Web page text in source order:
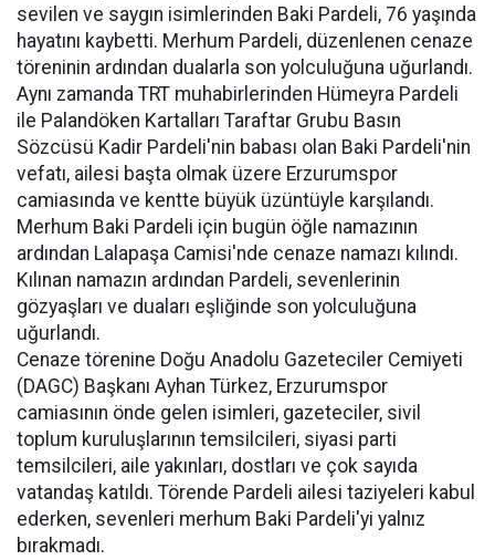
sevilen ve saygın isimlerinden Baki Pardeli, 76 yaşında
hayatını kaybetti. Merhum Pardeli, düzenlenen cenaze
töreninin ardından dualarla son yolculuğuna uğurlandı.
Aynı zamanda TRT muhabirlerinden Hümeyra Pardeli
ile Palandöken Kartalları Taraftar Grubu Basın
Sözcüsü Kadir Pardeli'nin babası olan Baki Pardeli'nin
vefatı, ailesi başta olmak üzere Erzurumspor
camiasında ve kentte büyük üzüntüyle karşılandı.
Merhum Baki Pardeli için bugün öğle namazının
ardından Lalapaşa Camisi'nde cenaze namazı kılındı.
Kılınan namazın ardından Pardeli, sevenlerinin
gözyaşları ve duaları eşliğinde son yolculuğuna
uğurlandı.
Cenaze törenine Doğu Anadolu Gazeteciler Cemiyeti
(DAGC) Başkanı Ayhan Türkez, Erzurumspor
camiasının önde gelen isimleri, gazeteciler, sivil
toplum kuruluşlarının temsilcileri, siyasi parti
temsilcileri, aile yakınları, dostları ve çok sayıda
vatandaş katıldı. Törende Pardeli ailesi taziyeleri kabul
ederken, sevenleri merhum Baki Pardeli'yi yalnız
bırakmadı.